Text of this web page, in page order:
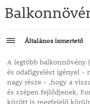
Általános ismertető
A legtöbb balkonnövény
és odafigyelést igényel -
nagy része - ,hogy a
és szépen fejlődjenek.